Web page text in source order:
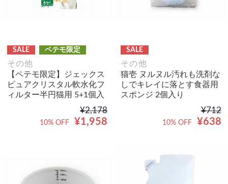
SALE ペテモ限定
その他
【ペテモ限定】ジェックス
ピュアクリスタル軟水化フ
ィルター半円猫用 5+1個入
¥2,178
¥1,958
10% OFF
SALE
その他
猫壱 ヌルヌル汚れも洗剤な
しでキレイに落とす食器用
スポンジ 2個入り
¥712
¥638
10% OFF